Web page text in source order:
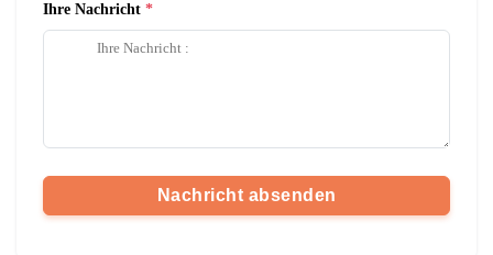
Ihre Nachricht
Nachricht absenden